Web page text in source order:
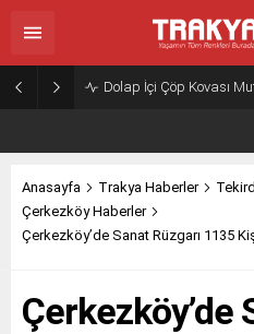
Dolap İçi Çöp Kovası
Anasayfa Trakya Haberler
Çerkezköy Haberler
Çerkezköy’de Sanat Rüzgarı 1135
Çerkezköy’de